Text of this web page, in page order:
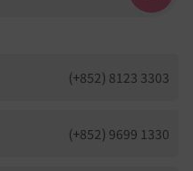
(+852) 8123 3303
(+852) 9699 1330